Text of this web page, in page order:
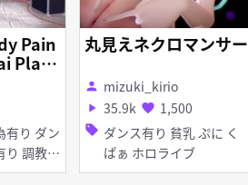
Pain
Play
あそ
リキ
丸見えネクロマンサー
person mizuki_kirio
play_arrow 35.9k favorite 1,500
sell ダンス有り 貧乳 ぷに く
ぱぁ ホロライブ